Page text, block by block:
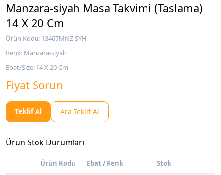
Manzara-siyah Masa Takvimi (Taslama)
14 X 20 Cm
Ürün Kodu: 13467MNZ-SYH
Renk: Manzara-siyah
Ebat/Size: 14 X 20 Cm
Fiyat Sorun
Teklif Al Ara Teklif Al
Ürün Stok Durumları
Ürün Kodu Ebat / Renk Stok